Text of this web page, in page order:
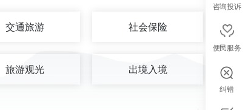
交通旅游 社会保险
旅游观光 出境入境
咨询投诉
便民服务
纠错